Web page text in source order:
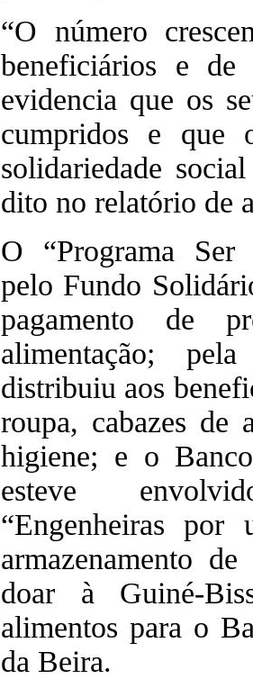
“O número
beneficiários e de
evidencia que os
cumpridos e que
solidariedade
dito no relatório de
O “Programa Ser
pelo Fundo
pagamento de
alimentação;
distribuiu aos
roupa, cabazes de
higiene; e o
esteve
“Engenheiras
armazenamento
doar à Guiné-
alimentos para o
da Beira.